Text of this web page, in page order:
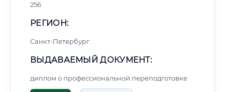
256
РЕГИОН:
Санкт-Петербург
ВЫДАВАЕМЫЙ ДОКУМЕНТ:
диплом о профессиональной переподготовке